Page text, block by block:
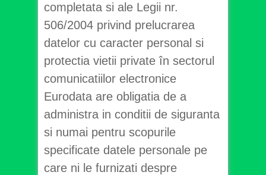
completata si ale Legii nr.
506/2004 privind prelucrarea
datelor cu caracter personal si
protectia vietii private în sectorul
comunicatiilor electronice
Eurodata are obligatia de a
administra in conditii de siguranta
si numai pentru scopurile
specificate datele personale pe
care ni le furnizati despre